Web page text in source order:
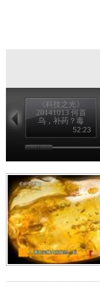
《科技之光》
20141013 何首
乌，补药？毒
52:23